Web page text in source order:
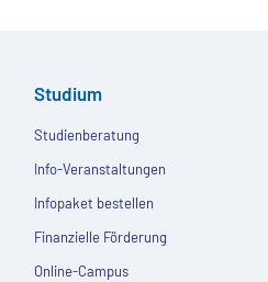
Studium
Studienberatung
Info-Veranstaltungen
Infopaket bestellen
Finanzielle Förderung
Online-Campus